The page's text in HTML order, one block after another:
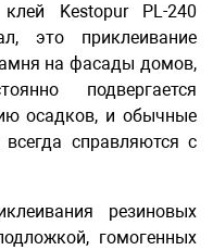
Kestopur PL-240
это приклеивание
на фасады домов,
подвергается
осадков, и обычные
справляются с
резиновых
гомогенных